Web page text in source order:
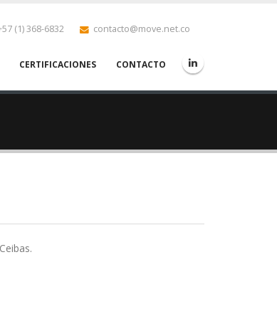
(1) 368-6832 contacto@move.net.co
CERTIFICACIONES CONTACTO
Ceibas.